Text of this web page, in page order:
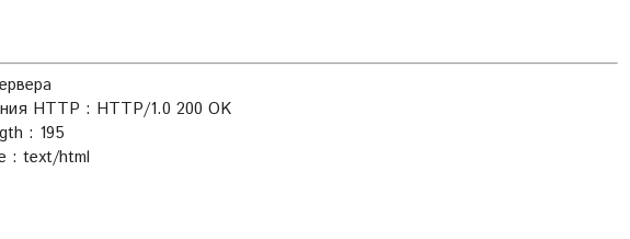
HTTP : HTTP/1.0 200 OK
: 195
: text/html